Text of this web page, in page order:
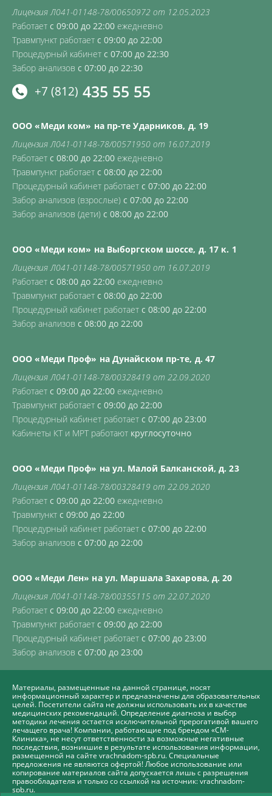
Лицензия Л041-01148-78/00650972 от 12.05.2023
Работает с 09:00 до 22:00 ежедневно
Травмпункт работает с 09:00 до 22:00
Процедурный кабинет с 07:00 до 22:30
Забор анализов с 07:00 до 22:30
+7 (812) 435 55 55
ООО «Меди ком» на пр-те Ударников, д. 19
Лицензия Л041-01148-78/00571950 от 16.07.2019
Работает с 08:00 до 22:00 ежедневно
Травмпункт работает с 08:00 до 22:00
Процедурный кабинет работает с 07:00 до 22:00
Забор анализов (взрослые) с 07:00 до 22:00
Забор анализов (дети) с 08:00 до 22:00
ООО «Меди ком» на Выборгском шоссе, д. 17 к. 1
Лицензия Л041-01148-78/00571950 от 16.07.2019
Работает с 08:00 до 22:00 ежедневно
Травмпункт работает с 08:00 до 22:00
Процедурный кабинет работает с 08:00 до 22:00
Забор анализов с 08:00 до 22:00
ООО «Меди Проф» на Дунайском пр-те, д. 47
Лицензия Л041-01148-78/00328419 от 22.09.2020
Работает с 09:00 до 22:00 ежедневно
Травмпункт работает с 09:00 до 22:00
Процедурный кабинет работает с 07:00 до 23:00
Кабинеты КТ и МРТ работают круглосуточно
ООО «Меди Проф» на ул. Малой Балканской, д. 23
Лицензия Л041-01148-78/00328419 от 22.09.2020
Работает с 09:00 до 22:00 ежедневно
Травмпункт с 09:00 до 22:00
Процедурный кабинет работает с 07:00 до 22:00
Забор анализов с 07:00 до 22:00
ООО «Меди Лен» на ул. Маршала Захарова, д. 20
Лицензия Л041-01148-78/00355115 от 22.07.2020
Работает с 09:00 до 22:00 ежедневно
Травмпункт работает с 09:00 до 22:00
Процедурный кабинет работает с 07:00 до 23:00
Забор анализов с 07:00 до 23:00
Материалы, размещенные на данной странице, носят
информационный характер и предназначены для образовательных
целей. Посетители сайта не должны использовать их в качестве
медицинских рекомендаций. Определение диагноза и выбор
методики лечения остается исключительной прерогативой вашего
лечащего врача! Компании, работающие под брендом «СМ-
Клиника», не несут ответственности за возможные негативные
последствия, возникшие в результате использования информации,
размещенной на сайте vrachnadom-spb.ru. Специальные
предложения не являются офертой! Любое использование или
копирование материалов сайта допускается лишь с разрешения
правообладателя и только со ссылкой на источник: vrachnadom-
spb.ru.